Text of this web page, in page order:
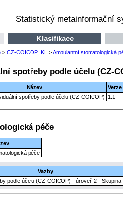
Statistický metainformační
Klasifikace
> CZ-COICOP_KL >Ambulantní stomatologická
spotřeby podle účelu (CZ-
Název
Verze
spotřeby podle účelu (CZ-COICOP) 1.1
péče
péče
Vazby
podle účelu (CZ-COICOP) - úroveň 2 - Skupina